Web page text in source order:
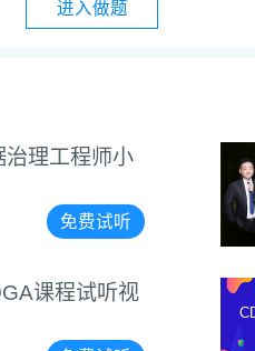
进入做题
管理类面试、简历
专家
CDGP数据治理专